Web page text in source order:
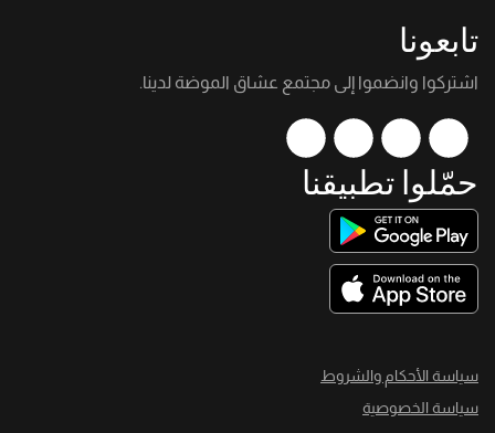
تابعونا
اشتركوا وانضموا إلى مجتمع عشاق الموضة لدينا.
حمّلوا تطبيقنا
سياسة الأحكام والشروط
سياسة الخصوصية